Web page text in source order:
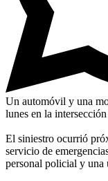
Un automóvil y una
lunes en la
El siniestro ocurrió
servicio de
personal policial y una